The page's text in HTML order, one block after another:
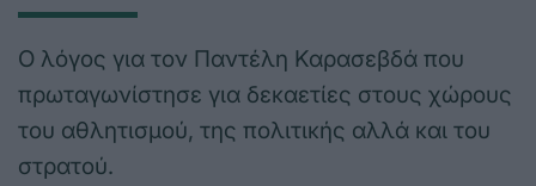
Ο λόγος για τον Παντέλη Καρασεβδά που
πρωταγωνίστησε για δεκαετίες στους χώρους
του αθλητισμού, της πολιτικής αλλά και του
στρατού.